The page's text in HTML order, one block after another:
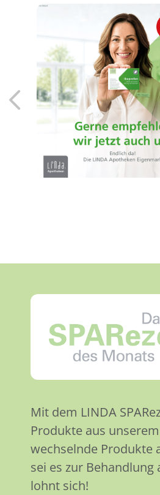
Endlich da! Die
Eigenmarke:
von der
der Sie
Mehr
Mit dem LINDA
Produkte aus
wechselnde Produkte
sei es zur
lohnt sich!